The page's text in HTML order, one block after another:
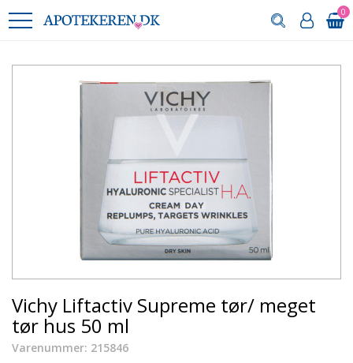
0
Vichy Liftactiv Supreme tør/ meget
tør hus 50 ml
Varenummer: 215846